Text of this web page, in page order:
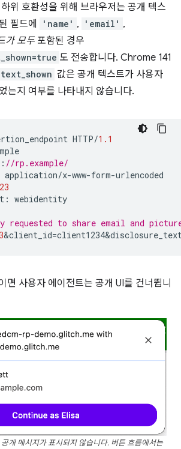
위 호환성을 위해 브라우저는 공개 텍스
필드에
'name' , 'email' ,
가 모두 포함된 경우
도 전송합니다. Chrome 141
값은 공개 텍스트가 사용자
는지 여부를 나타내지 않습니다.
HTTP/1.1
: //rp.example/
application/x-www-form-urlencoded
: webidentity
requested to share email and
&client_id=
면 사용자 에이전트는 공개 UI를 건너뜁니
개 메시지가 표시되지 않습니다. 버튼 흐름에서는